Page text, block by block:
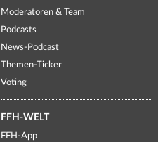
Moderatoren & Team
Podcasts
News-Podcast
Themen-Ticker
Voting
FFH-WELT
FFH-App